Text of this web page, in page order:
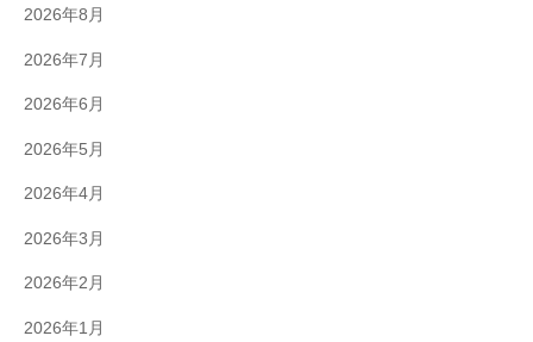
2026年8月
2026年7月
2026年6月
2026年5月
2026年4月
2026年3月
2026年2月
2026年1月